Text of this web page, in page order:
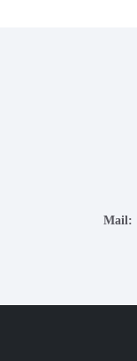
Mail: